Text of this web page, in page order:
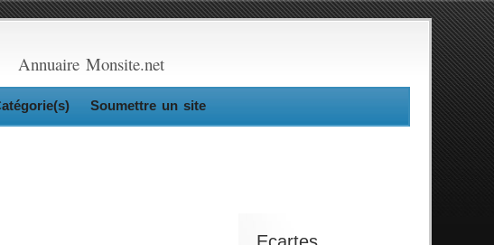
Annuaire Monsite.net
Soumettre un site